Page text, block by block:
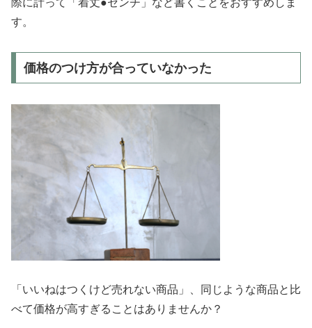
際に計って「着丈●センチ」など書くことをおすすめしま
す。
価格のつけ方が合っていなかった
「いいねはつくけど売れない商品」、同じような商品と比
べて価格が高すぎることはありませんか？